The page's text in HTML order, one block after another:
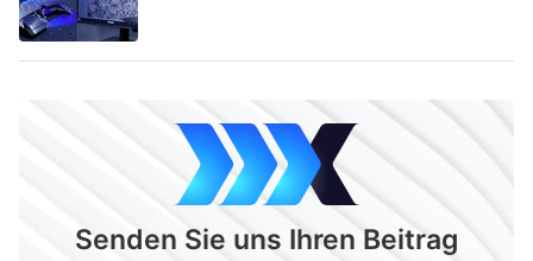
Senden Sie uns Ihren Beitrag